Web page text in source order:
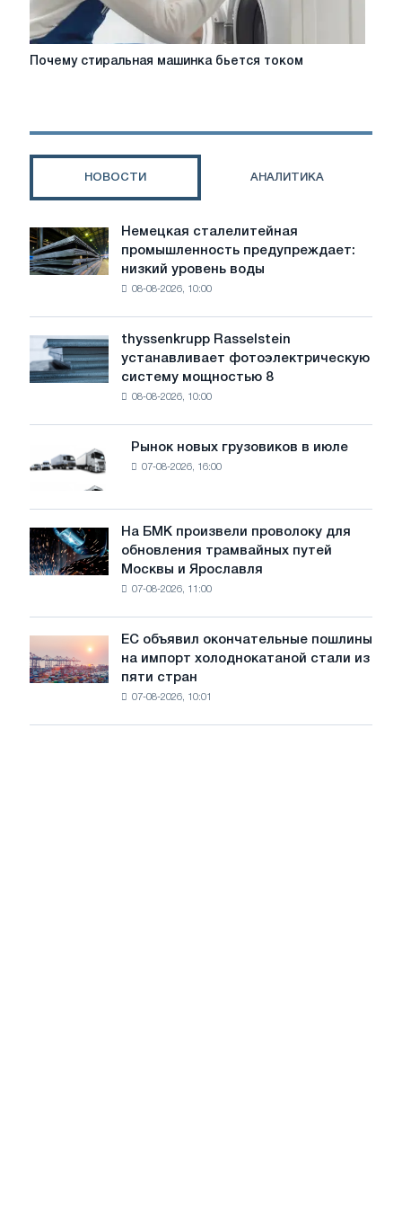
Почему
стиральная
током
Почему стиральная машинка бьется током
НОВОСТИ АНАЛИТИКА
Немецкая
сталелитейная
промышленность
предупреждает:
воды
угрожает
безопасности
Немецкая сталелитейная
промышленность предупреждает:
низкий уровень воды
08-08-2026, 10:00
thyssenkrupp
Rasselstein
устанавливает
фотоэлектрическую
достижения
целей
обезуглероживания
thyssenkrupp Rasselstein
устанавливает фотоэлектрическую
систему мощностью 8
08-08-2026, 10:00
Рынок
новых
грузовиков
в
июле
Рынок новых грузовиков в июле
07-08-2026, 16:00
На
БМК
произвели
трамвайных
путей
Москвы
Ярославля
На БМК произвели проволоку для
обновления трамвайных путей
Москвы и Ярославля
07-08-2026, 11:00
объявил
окончательные
ЕС объявил окончательные пошлины
на импорт холоднокатаной стали из
пяти стран
07-08-2026, 10:01